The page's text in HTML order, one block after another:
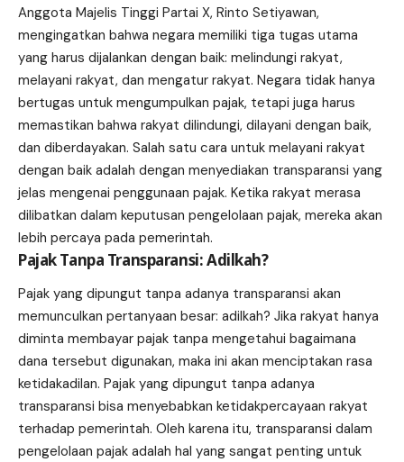
Anggota Majelis Tinggi Partai X, Rinto Setiyawan,
mengingatkan bahwa negara memiliki tiga tugas utama
yang harus dijalankan dengan baik: melindungi rakyat,
melayani rakyat, dan mengatur rakyat. Negara tidak hanya
bertugas untuk mengumpulkan pajak, tetapi juga harus
memastikan bahwa rakyat dilindungi, dilayani dengan baik,
dan diberdayakan. Salah satu cara untuk melayani rakyat
dengan baik adalah dengan menyediakan transparansi yang
jelas mengenai penggunaan pajak. Ketika rakyat merasa
dilibatkan dalam keputusan pengelolaan pajak, mereka akan
lebih percaya pada pemerintah.
Pajak Tanpa Transparansi: Adilkah?
Pajak yang dipungut tanpa adanya transparansi akan
memunculkan pertanyaan besar: adilkah? Jika rakyat hanya
diminta membayar pajak tanpa mengetahui bagaimana
dana tersebut digunakan, maka ini akan menciptakan rasa
ketidakadilan. Pajak yang dipungut tanpa adanya
transparansi bisa menyebabkan ketidakpercayaan rakyat
terhadap pemerintah. Oleh karena itu, transparansi dalam
pengelolaan pajak adalah hal yang sangat penting untuk